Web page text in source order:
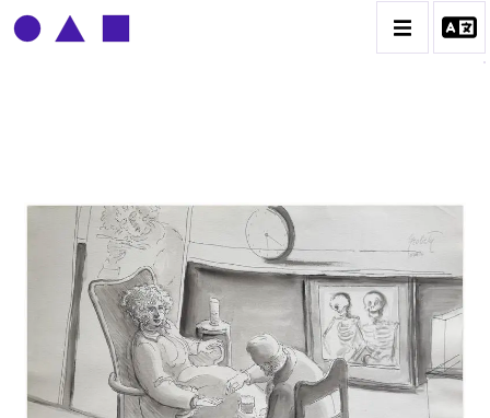
CLAUDE GROBÉTY
BIOGRAPHIE
CATALOGUE DES OEUVRES
CONTACT